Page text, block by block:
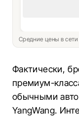
Средние цены в
Фактически,
премиум-
обычными
YangWang.